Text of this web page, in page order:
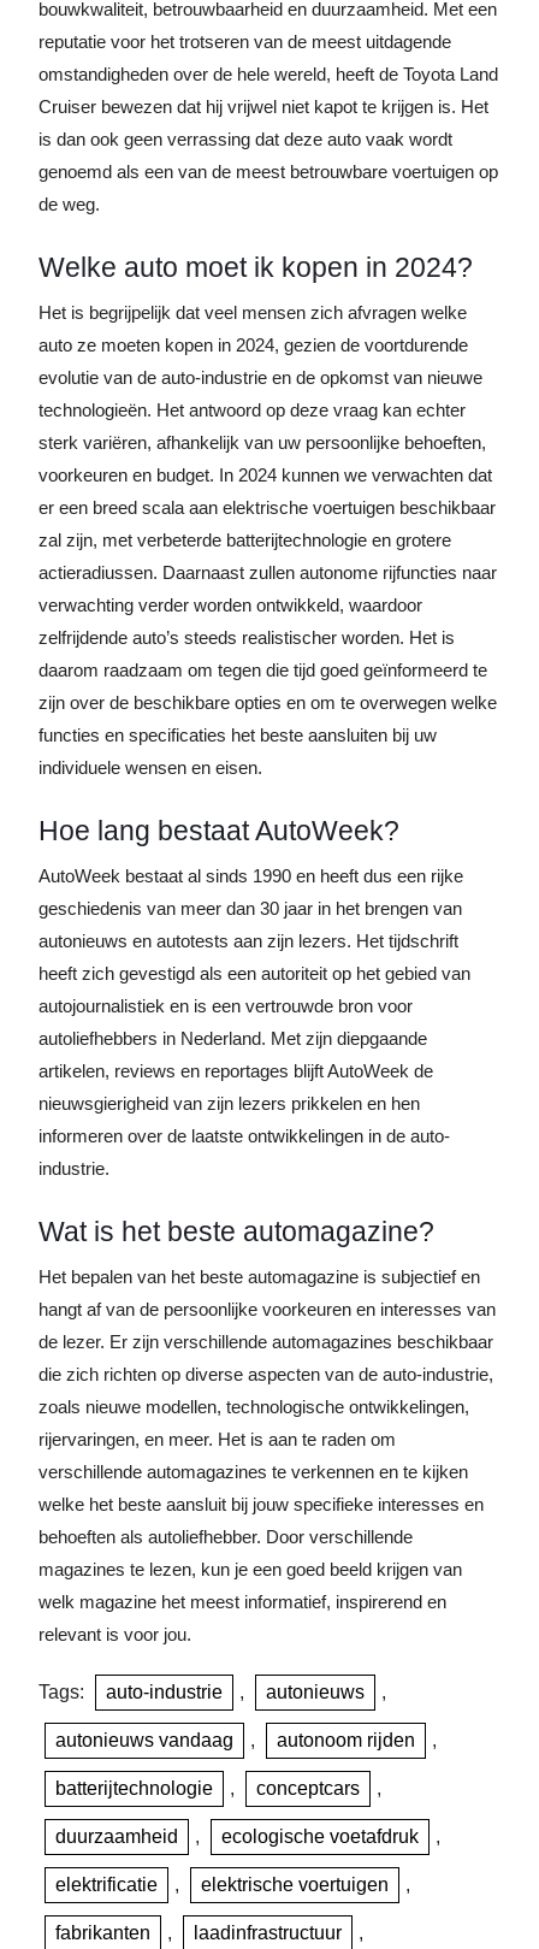
bouwkwaliteit, betrouwbaarheid en duurzaamheid. Met een
reputatie voor het trotseren van de meest uitdagende
omstandigheden over de hele wereld, heeft de Toyota Land
Cruiser bewezen dat hij vrijwel niet kapot te krijgen is. Het
is dan ook geen verrassing dat deze auto vaak wordt
genoemd als een van de meest betrouwbare voertuigen op
de weg.
Welke auto moet ik kopen in 2024?
Het is begrijpelijk dat veel mensen zich afvragen welke
auto ze moeten kopen in 2024, gezien de voortdurende
evolutie van de auto-industrie en de opkomst van nieuwe
technologieën. Het antwoord op deze vraag kan echter
sterk variëren, afhankelijk van uw persoonlijke behoeften,
voorkeuren en budget. In 2024 kunnen we verwachten dat
er een breed scala aan elektrische voertuigen beschikbaar
zal zijn, met verbeterde batterijtechnologie en grotere
actieradiussen. Daarnaast zullen autonome rijfuncties naar
verwachting verder worden ontwikkeld, waardoor
zelfrijdende auto’s steeds realistischer worden. Het is
daarom raadzaam om tegen die tijd goed geïnformeerd te
zijn over de beschikbare opties en om te overwegen welke
functies en specificaties het beste aansluiten bij uw
individuele wensen en eisen.
Hoe lang bestaat AutoWeek?
AutoWeek bestaat al sinds 1990 en heeft dus een rijke
geschiedenis van meer dan 30 jaar in het brengen van
autonieuws en autotests aan zijn lezers. Het tijdschrift
heeft zich gevestigd als een autoriteit op het gebied van
autojournalistiek en is een vertrouwde bron voor
autoliefhebbers in Nederland. Met zijn diepgaande
artikelen, reviews en reportages blijft AutoWeek de
nieuwsgierigheid van zijn lezers prikkelen en hen
informeren over de laatste ontwikkelingen in de auto-
industrie.
Wat is het beste automagazine?
Het bepalen van het beste automagazine is subjectief en
hangt af van de persoonlijke voorkeuren en interesses van
de lezer. Er zijn verschillende automagazines beschikbaar
die zich richten op diverse aspecten van de auto-industrie,
zoals nieuwe modellen, technologische ontwikkelingen,
rijervaringen, en meer. Het is aan te raden om
verschillende automagazines te verkennen en te kijken
welke het beste aansluit bij jouw specifieke interesses en
behoeften als autoliefhebber. Door verschillende
magazines te lezen, kun je een goed beeld krijgen van
welk magazine het meest informatief, inspirerend en
relevant is voor jou.
Tags: auto-industrie , autonieuws ,
autonieuws vandaag , autonoom rijden ,
batterijtechnologie , conceptcars ,
duurzaamheid , ecologische voetafdruk ,
elektrificatie , elektrische voertuigen ,
fabrikanten , laadinfrastructuur ,